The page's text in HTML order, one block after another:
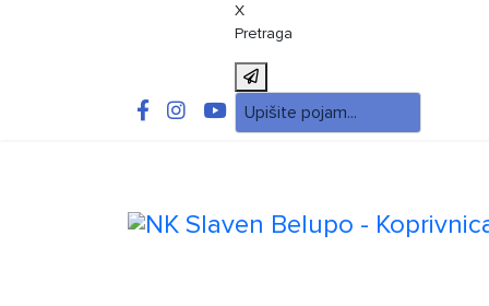
X
Pretraga